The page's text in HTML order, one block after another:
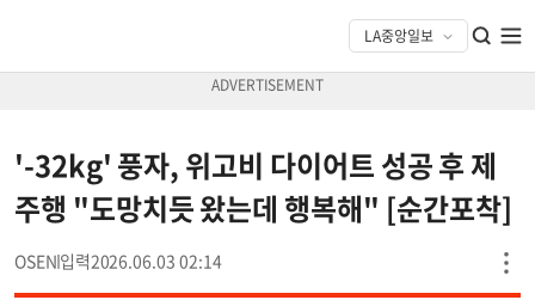
'-32kg' 풍자, 위고비 다이어트 성공 후 제
주행 "도망치듯 왔는데 행복해" [순간포착]
OSEN 2026.06.03 02:14